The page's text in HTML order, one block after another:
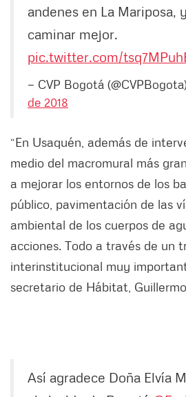
andenes en La Mariposa,
caminar mejor.
pic.twitter.com/
— CVP Bogotá
de 2018
“En Usaquén, además de
medio del macromural más
a mejorar los entornos de los
público, pavimentación de las
ambiental de los cuerpos de
acciones. Todo a través de un
interinstitucional muy
secretario de Hábitat,
Así agradece Doña Elvía